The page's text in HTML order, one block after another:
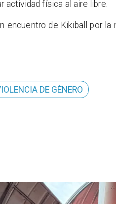
actividad física al aire libre.
encuentro de Kikiball por la
DE GÉNERO